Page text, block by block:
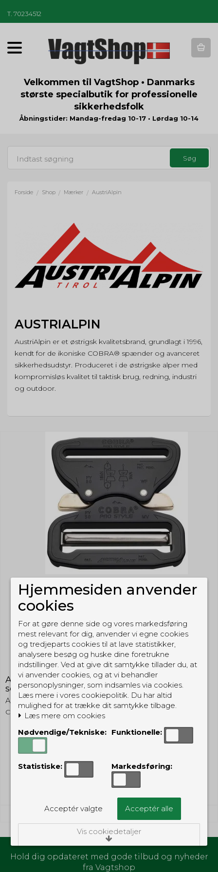
T 70234512
T
o
g
a
t
o
Velkommen til VagtShop • Danmarks
største specialbutik for professionelle
sikkerhedsfolk
Åbningstider: Mandag-fredag 10-17 • Lørdag 10-14
Forside / Shop / Mærker / AustriAlpin
AUSTRIALPIN
AustriAlpin er et østrigsk kvalitetsbrand, grundlagt i 1996,
kendt for de ikoniske COBRA® spænder og avanceret
sikkerhedsudstyr. Produceret i de østrigske alper med
kompromisløs kvalitet til taktisk brug, redning, industri
og outdoor.
AustriAlpin Cobra Pro Style 50mm, XL clips -
sort
AustriAlpin
CBP50XLBK
Vis produkt
Hold dig opdateret med gode tilbud og nyheder
fra Vagtshop
Hjemmesiden anvender
cookies
For at gøre denne side og vores markedsføring
mest relevant for dig, anvender vi egne cookies
og tredjeparts cookies til at lave statistikker,
analysere besøg og huske dine foretrukne
indstillinger. Ved at give dit samtykke tillader du, at
vi anvender cookies, og at vi behandler
personoplysninger, som indsamles via cookies.
Læs mere i vores cookiepolitik. Du har altid
mulighed for at trække dit samtykke tilbage.
Læs mere om cookies
Nødvendige/Tekniske: Funktionelle:
Statistiske: Markedsføring:
Acceptér valgte Acceptér alle
Vis cookiedetaljer
Nødvendige/Tekniske
Tekniske cookies er nødvendige for, at langt